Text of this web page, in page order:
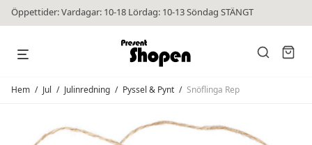
Öppettider: Vardagar: 10-18 Lördag: 10-13 Söndag STÄNGT
Hem / Jul / Julinredning / Pyssel & Pynt / Snöflinga Rep